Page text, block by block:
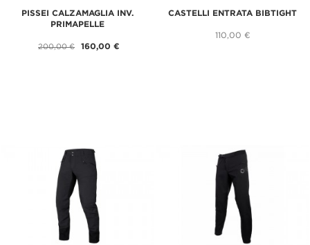
PISSEI CALZAMAGLIA INV.
PRIMAPELLE
200,00 € 160,00 €
CASTELLI ENTRATA BIBTIGHT
110,00 €